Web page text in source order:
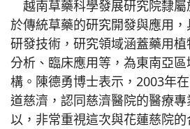
越南草藥科學發展研究院隸屬
於傳統草藥的研究開發與應用
研發技術，研究領域涵蓋藥用
分析、臨床應用等，為東南亞
構。陳德勇博士表示，2003年
道慈濟，認同慈濟醫院的醫療
以，非常重視這次與花蓮慈院